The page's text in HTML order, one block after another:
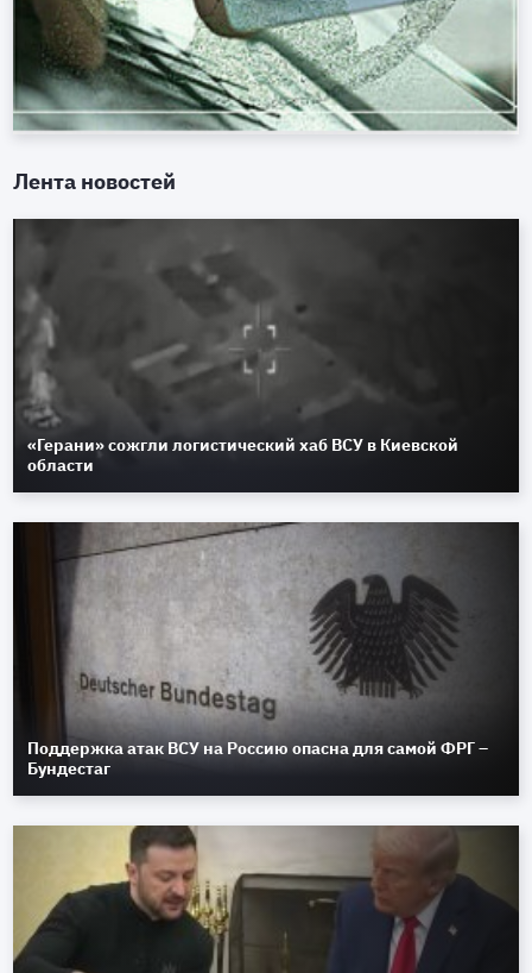
Лента новостей
«Герани» сожгли логистический хаб ВСУ в Киевской
области
Поддержка атак ВСУ на Россию опасна для самой ФРГ –
Бундестаг